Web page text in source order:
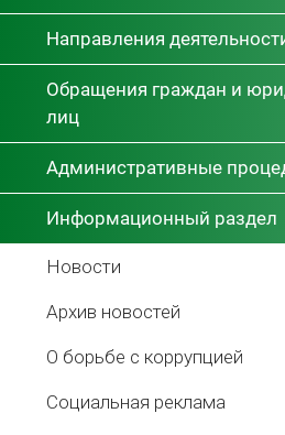
Направления
Обращения граждан и
лиц
Административные
Информационный раздел
Новости
Архив новостей
О борьбе с коррупцией
Социальная реклама